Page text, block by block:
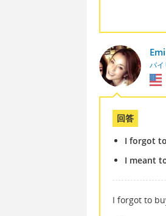
バイ
回答
I forgot
I meant
I forgot to